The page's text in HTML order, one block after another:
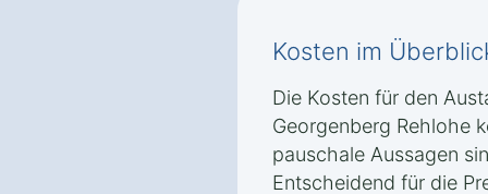
Kosten im
Die Kosten für den
Georgenberg Rehlohe
pauschale Aussagen
Entscheidend für die